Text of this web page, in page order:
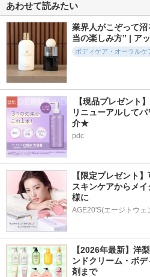
KYO
5.4
2273件
ナイトリートバス
アユーラ
5.5
5.5
490件
歯科用 DENT Chec
k-up standard
5.0
ヘアワックス
あわせて読みたい
業界人がこぞって
当の楽しみ方” | ア
ボディケア・オーラルケ
【現品プレゼント
リニューアルして
介★
pdc
【限定プレゼント
スキンケアからメ
様に
AGE20'S(エージトウェ
【2026年最新】洋
ンドクリーム・ボ
剤まで